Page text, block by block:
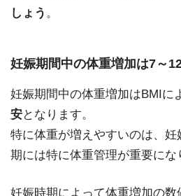
しょう 。
妊娠期間中の体重増加は7～
妊娠期間中の体重増加はBMIに
安となります。
特に体重が増えやすいのは、
期には特に体重管理が重要にな
妊娠時期によって体重増加の数